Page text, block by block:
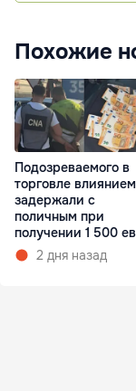
Похожие
Подозреваемого в
торговле влиянием
задержали с
поличным при
получении 1 500
2 дня назад